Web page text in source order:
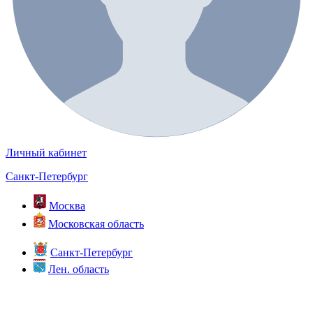
Личный кабинет
Санкт-Петербург
Москва
Московская область
Санкт-Петербург
Лен. область